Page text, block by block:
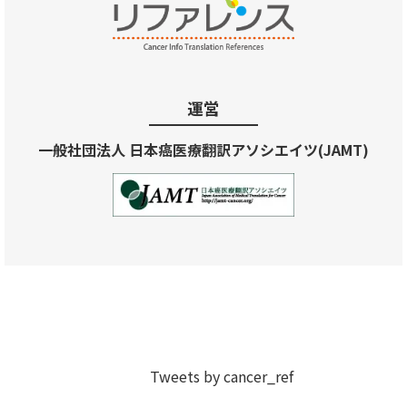
運営
一般社団法人 日本癌医療翻訳アソシエイツ(JAMT)
Tweets by cancer_ref